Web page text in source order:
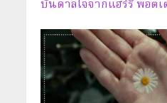
บันดาลใจจากแฮร์รี่ พอตเ